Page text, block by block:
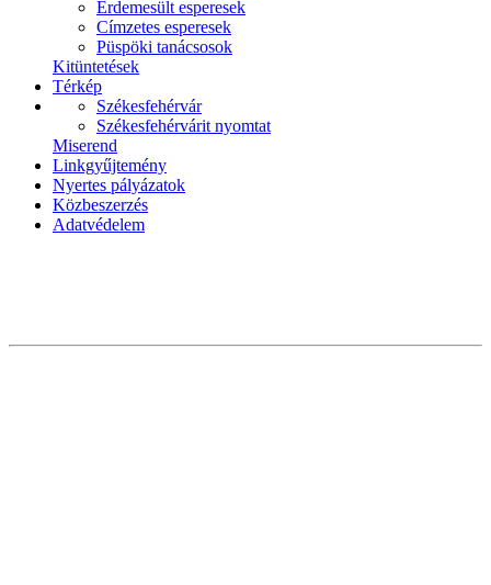
Érdemesült esperesek
Címzetes esperesek
Püspöki tanácsosok
Kitüntetések
Térkép
Székesfehérvár
Székesfehérvárit nyomtat
Miserend
Linkgyűjtemény
Nyertes pályázatok
Közbeszerzés
Adatvédelem